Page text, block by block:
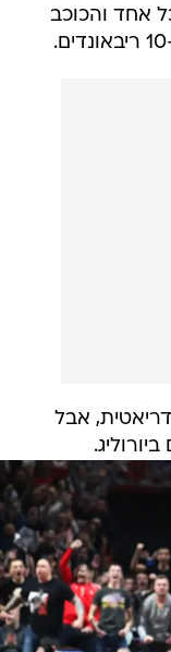
ואוגניין דובריץ' הוסיפו 14 כל אחד והכוכב
בליגה האדריאטית, אבל